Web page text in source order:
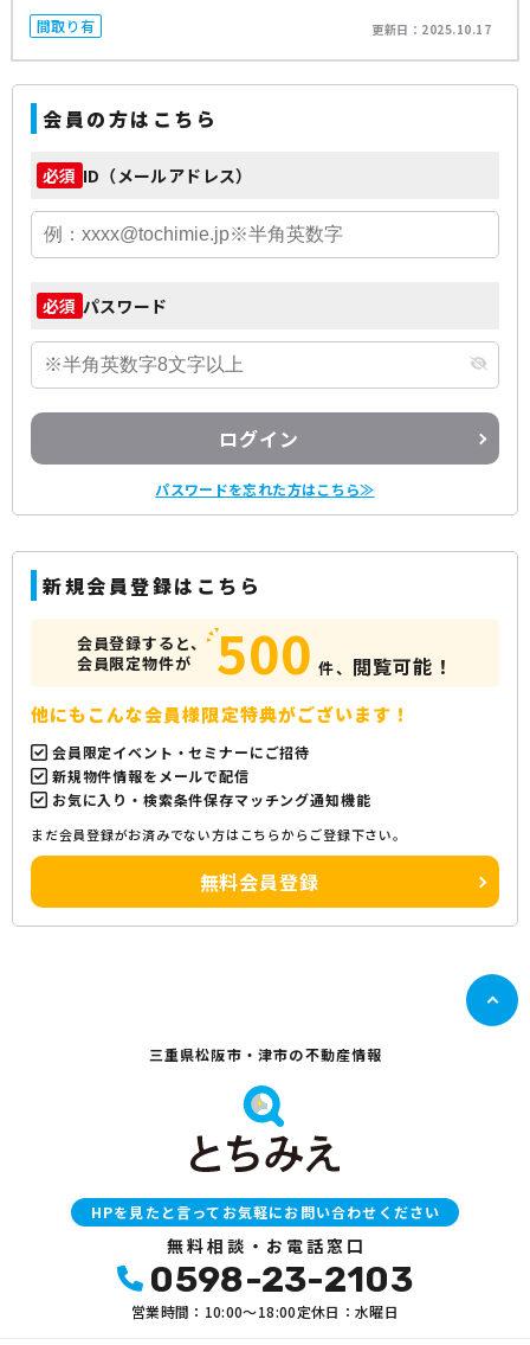
間取り有
更新日： 2025.10.17
会員の方はこちら
必須 ID（メールアドレス）
必須 パスワード
ログイン
パスワードを忘れた方はこちら≫
新規会員登録はこちら
会員登録すると、
会員限定物件が
500 件、 閲覧可能！
他にもこんな会員様限定特典がございます！
会員限定イベント・セミナーにご招待
新規物件情報をメールで配信
お気に入り・検索条件保存マッチング通知機能
まだ会員登録がお済みでない方はこちらからご登録下さい。
無料会員登録
三重県松阪市・津市の不動産情報
HPを見たと言ってお気軽にお問い合わせください
無料相談・お電話窓口
0598-23-2103
営業時間：10:00〜18:00定休日：水曜日